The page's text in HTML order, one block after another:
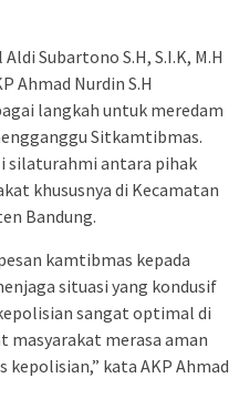
Subartono S.H, S.I.K, M.H
Ahmad Nurdin S.H
langkah untuk meredam
Sitkamtibmas.
silaturahmi antara pihak
khususnya di Kecamatan
Bandung.
kamtibmas kepada
situasi yang kondusif
sangat optimal di
masyarakat merasa aman
kepolisian,” kata AKP Ahmad